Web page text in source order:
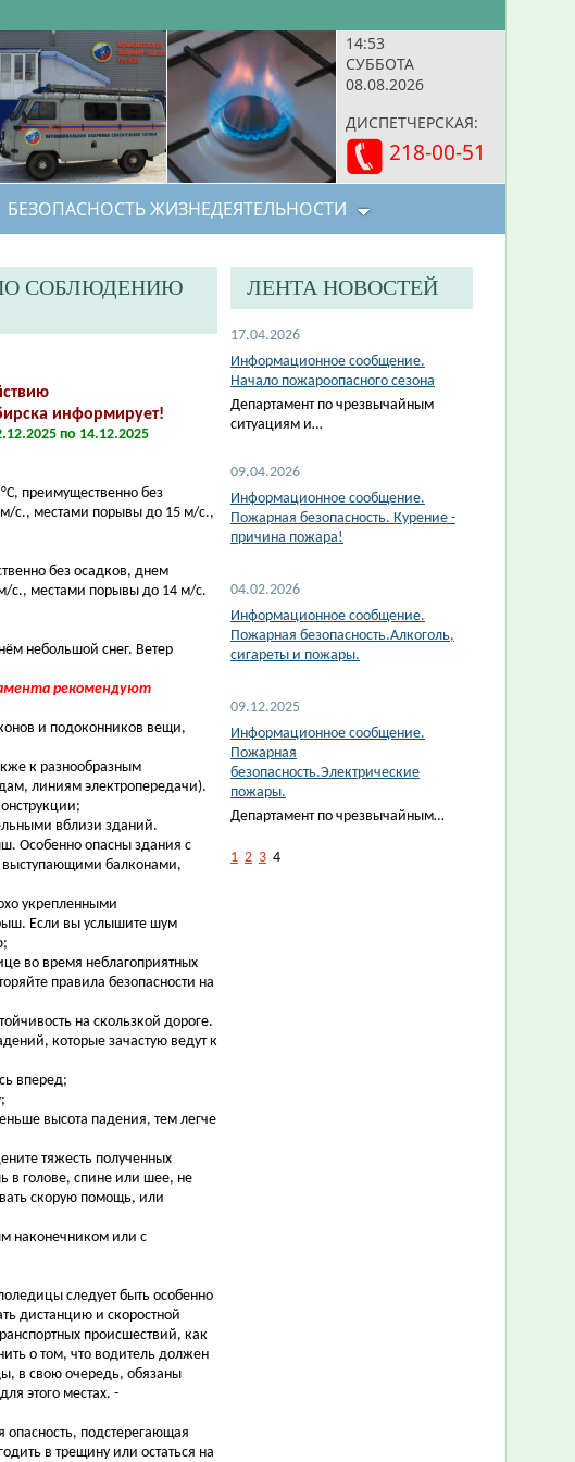
14:53
СУББОТА
08.08.2026
ДИСПЕТЧЕРСКАЯ:
218-00-51
БЕЗОПАСНОСТЬ ЖИЗНЕДЕЯТЕЛЬНОСТИ
СОБЛЮДЕНИЮ
информирует!
по 14.12.2025
преимущественно без
с., местами порывы до 15 м/с.,
без осадков, днем
с., местами порывы до 14 м/с.
небольшой снег. Ветер
рекомендуют
и подоконников вещи,
к разнообразным
линиям электропередачи).
вблизи зданий.
Особенно опасны здания с
выступающими балконами,
укрепленными
Если вы услышите шум
во время неблагоприятных
правила безопасности на
на скользкой дороге.
которые зачастую ведут к
вперед;
высота падения, тем легче
тяжесть полученных
в голове, спине или шее, не
скорую помощь, или
наконечником или с
следует быть особенно
дистанцию и скоростной
происшествий, как
о том, что водитель должен
в свою очередь, обязаны
этого местах. -
подстерегающая
в трещину или остаться на
ЛЕНТА НОВОСТЕЙ
17.04.2026
Информационное сообщение.
Начало пожароопасного сезона
Департамент по чрезвычайным
ситуациям и…
09.04.2026
Информационное сообщение.
Пожарная безопасность. Курение -
причина пожара!
04.02.2026
Информационное сообщение.
Пожарная безопасность.Алкоголь,
сигареты и пожары.
09.12.2025
Информационное сообщение.
Пожарная
безопасность.Электрические
пожары.
Департамент по чрезвычайным…
1 2 3 4